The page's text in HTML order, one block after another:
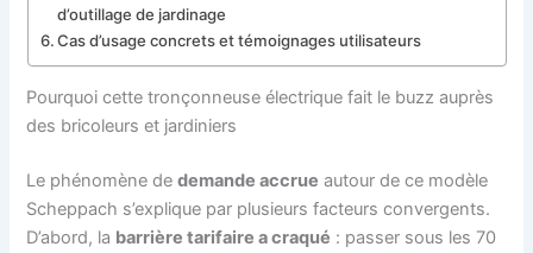
d’outillage de jardinage
Cas d’usage concrets et témoignages utilisateurs
Pourquoi cette tronçonneuse électrique fait le buzz auprès
des bricoleurs et jardiniers
Le phénomène dedemande accrue autour de ce modèle
Scheppach s’explique par plusieurs facteurs convergents.
D’abord, la barrière tarifaire a craqué : passer sous les 70